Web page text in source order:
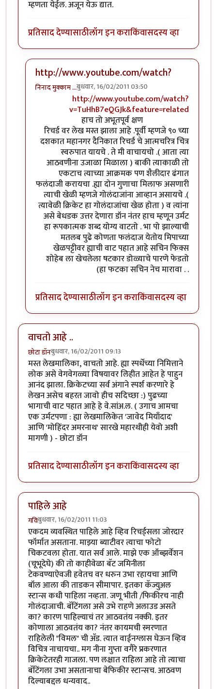
म्हणता येईल. अजून येऊ द्यात.
प्रतिसाद देण्यासाठीलॉग इन कराकिंवासदस्य व्हा
http://www.youtube.com/watch?
निनाद मुक्काम …बुधवार, 16/02/2011 03:50
लेखमालेची सुरूवात तर दणदणीतbyराजेश
http://www.youtube.com/watch?
v=TuHhB7eQGJk&feature=related
हाच तो अभूतपूर्व क्षण
रिचर्ड वर लेख मस्त झाला आहे .पूर्वी म्हणजे ९० च्या
दशकात महानगर दैनिकात रिचर्ड चे आत्मचरित्र चित्र
स्वरुपात यायचे . ते मी वाचायचो .( आता त्या
आठवणीना उजाळा मिळाला ) बाकी त्याकाळी तो
एकटाच त्याच्या आक्रमक पण शैलीदार ढंगात
फलंदाजी करायचा .ह्या दोन गुणाचा मिलाफ असणारी
त्याची खेळी म्हणजे गोलंदाजांना आव्हान असायचे .(
त्यावेळी क्रिकेट हा गोलंदाजांचा खेळ होता ) व त्यांना
असे बेधडक उत्तर देणारा डॉन नंतर हाच म्हणून उर्मट
हा रूपकात्मक शब्द योग्य वाटतो . भा पो झाल्याची
मतलब पुढे कोणता फलंदाज येतोय मिपाच्या
खेळपट्टीवर ह्याची वाट पहात आहे सचिन फिक्स
शोहेब ला खेचलेला षटकार डोळ्याचे पारणे फेडतो
(हा फटका सचिन नेच मारावा . .
प्रतिसाद देण्यासाठीलॉग इन कराकिंवासदस्य व्हा
वाचतो आहे ..
छोटा डॉनबुधवार, 16/02/2011 09:13
मस्त लेखमालिका, वाचतो आहे. ह्या स्पर्धेच्या निमित्ताने
लोक असे वेगवेगळ्या विषयावर लिहीत आहेत हे पाहुन
आनंद झाला. क्रिकेटच्या सर्व अंगाने स्पर्श करणारे हे
लेखन असेच बहरत जावो हीच सदिच्छा :) पुढच्या
भागाची वाट पहात आहे हे वे.सांअ.ल. ( उगाच आमचा
एक उर्मटपणा : ह्या लेखमालिकेत 'जावेद मियाँदाद'
आणि 'मोहिंदर अमरनाथ' सारखे महारथीही येवो अशी
मागणी ) - छोटा डॉन
प्रतिसाद देण्यासाठीलॉग इन कराकिंवासदस्य व्हा
पाहिले आहे
गविबुधवार, 16/02/2011 11:03
एकदम व्यवस्थित पाहिले आहे व्हिव रिचर्ड्सला जोरदार
फॉर्मात असताना. माझ्या ब्याटीवर त्याचा फोटो
चिकटवला होता. यात सर्व आले. माझे एक ऑब्झर्वेशन
(चूभूदेघे) की तो काहीवेळा बॅट जमिनीला
टेकवण्याऐवजी हवेतच वर धरुन उभा रहायचा आणि
बॉल आला की ताडकन सीमापार. इतका कॅज्युअल
स्टान्स कधी पाहिला नव्हता. जणू भीती /फिकीरच नाही
गोलंदाजाची. बॅटिंगला असे उभे राहणे अलाउड असते
का? कारण पाहिल्याचं तर आठवतंय नक्की. इतर
कोणाला आठवतंय का? नंतर कायमची स्मरणात
राहिलेली "विमल" ची अ‍ॅड. त्यात वाईनग्लास घेऊन व्हिव
विचित्र नाचायचा.. मग नीना गुप्ता वगैरे प्रकरणात
क्रिकेटेतरही गाजला. पण लक्षात राहिला आहे तो त्याचा
बॅटिंगला उभा असतानाचा बेफिकीर स्टान्सच. आठवण
दिल्याबद्दल धन्यवाद..